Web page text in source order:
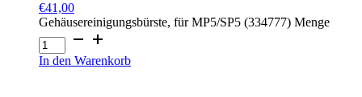
€41,00
Gehäusereinigungsbürste, für MP5/SP5 (334777) Menge
In den Warenkorb